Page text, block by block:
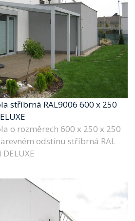
stříbrná RAL9006 600 x 250
o rozměrech 600 x 250 x 250
odstínu stříbrná RAL